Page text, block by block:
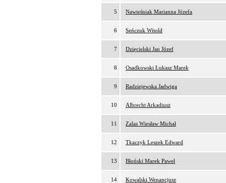
5 Nawieśniak Marianna Józefa
6 Seńczuk Witold
7 Dzięcielski Jan Józef
8 Osadkowski Łukasz Marek
9 Radziejewska Jadwiga
10 Albrecht Arkadiusz
11 Zalas Wiesław Michał
12 Tkaczyk Leszek Edward
13 Błoński Marek Paweł
14 Kowalski Wenancjusz